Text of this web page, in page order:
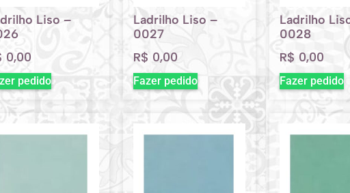
Liso –
0,00
pedido
Ladrilho Liso –
0027
R$ 0,00
Fazer pedido
Ladrilho
0028
R$ 0,00
Fazer pedido